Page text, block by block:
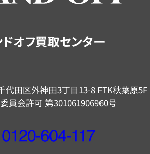
オフ買取センター
代田区外神田3丁目13-8 FTK秋葉原5F
員会許可 第301061906960号
フ